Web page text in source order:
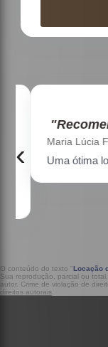
Maria Lúcia
Uma ótima
‹
O conteúdo do texto "Locação
Sua reprodução, parcial ou
autor. Crime de violação de
direitos autorais